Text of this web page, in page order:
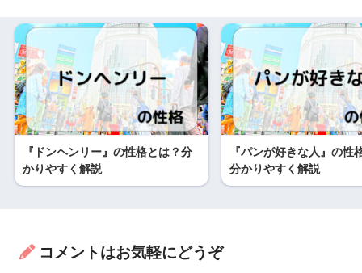
『ドンヘンリー』の性格とは？分
かりやすく解説
『パンが好きな人』の性
分かりやすく解説
コメントはお気軽にどうぞ